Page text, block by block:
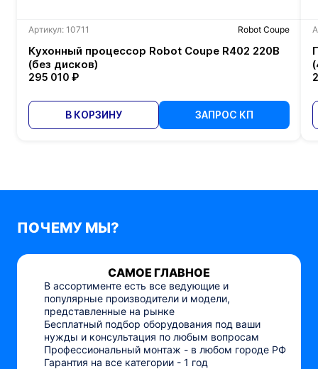
Артикул: 10711 Robot Coupe
Кухонный процессор Robot Coupe R402 220В
(без дисков)
295 010 ₽
В КОРЗИНУ ЗАПРОС КП
ПОЧЕМУ МЫ?
САМОЕ ГЛАВНОЕ
В ассортименте есть все ведующие и
популярные производители и модели,
представленные на рынке
Бесплатный подбор оборудования под ваши
нужды и консультация по любым вопросам
Профессиональный монтаж - в любом городе РФ
Гарантия на все категории - 1 год